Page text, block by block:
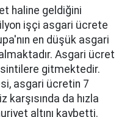
haline geldiğini
işçi asgari ücrete
en düşük asgari
Asgari ücret
gitmektedir.
asgari ücretin 7
karşısında da hızla
altını kaybetti.